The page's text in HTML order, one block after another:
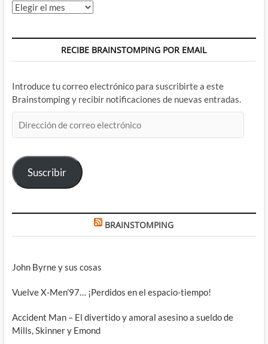
Archivos
RECIBE BRAINSTOMPING POR EMAIL
Introduce tu correo electrónico para suscribirte a este
Brainstomping y recibir notificaciones de nuevas entradas.
de
electrónico
Suscribir
BRAINSTOMPING
John Byrne y sus cosas
Vuelve X-Men’97… ¡Perdidos en el espacio-tiempo!
Accident Man – El divertido y amoral asesino a sueldo de
Mills, Skinner y Emond